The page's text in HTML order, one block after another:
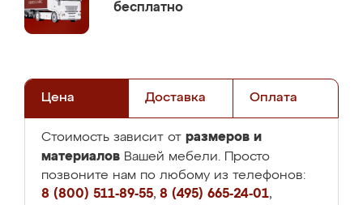
бесплатно
Цена Доставка Оплата
Стоимость зависит от размеров и
материалов Вашей мебели. Просто
позвоните нам по любому из телефонов:
8 (800) 511-89-55, 8 (495) 665-24-01,